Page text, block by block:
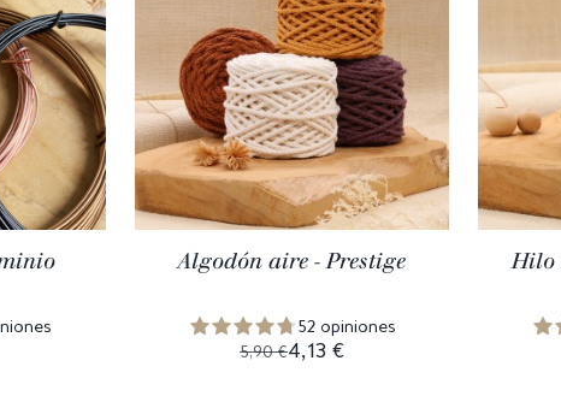
Algodón aire - Prestige
52 opiniones
5,90 €4,13 €
Hilo